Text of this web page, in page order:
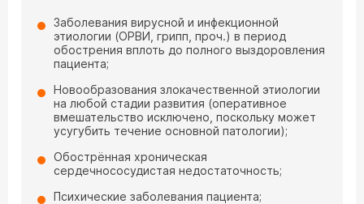
Заболевания вирусной и инфекционной
этиологии (ОРВИ, грипп, проч.) в период
обострения вплоть до полного выздоровления
пациента;
Новообразования злокачественной этиологии
на любой стадии развития (оперативное
вмешательство исключено, поскольку может
усугубить течение основной патологии);
Обострённая хроническая
сердечнососудистая недостаточность;
Психические заболевания пациента;